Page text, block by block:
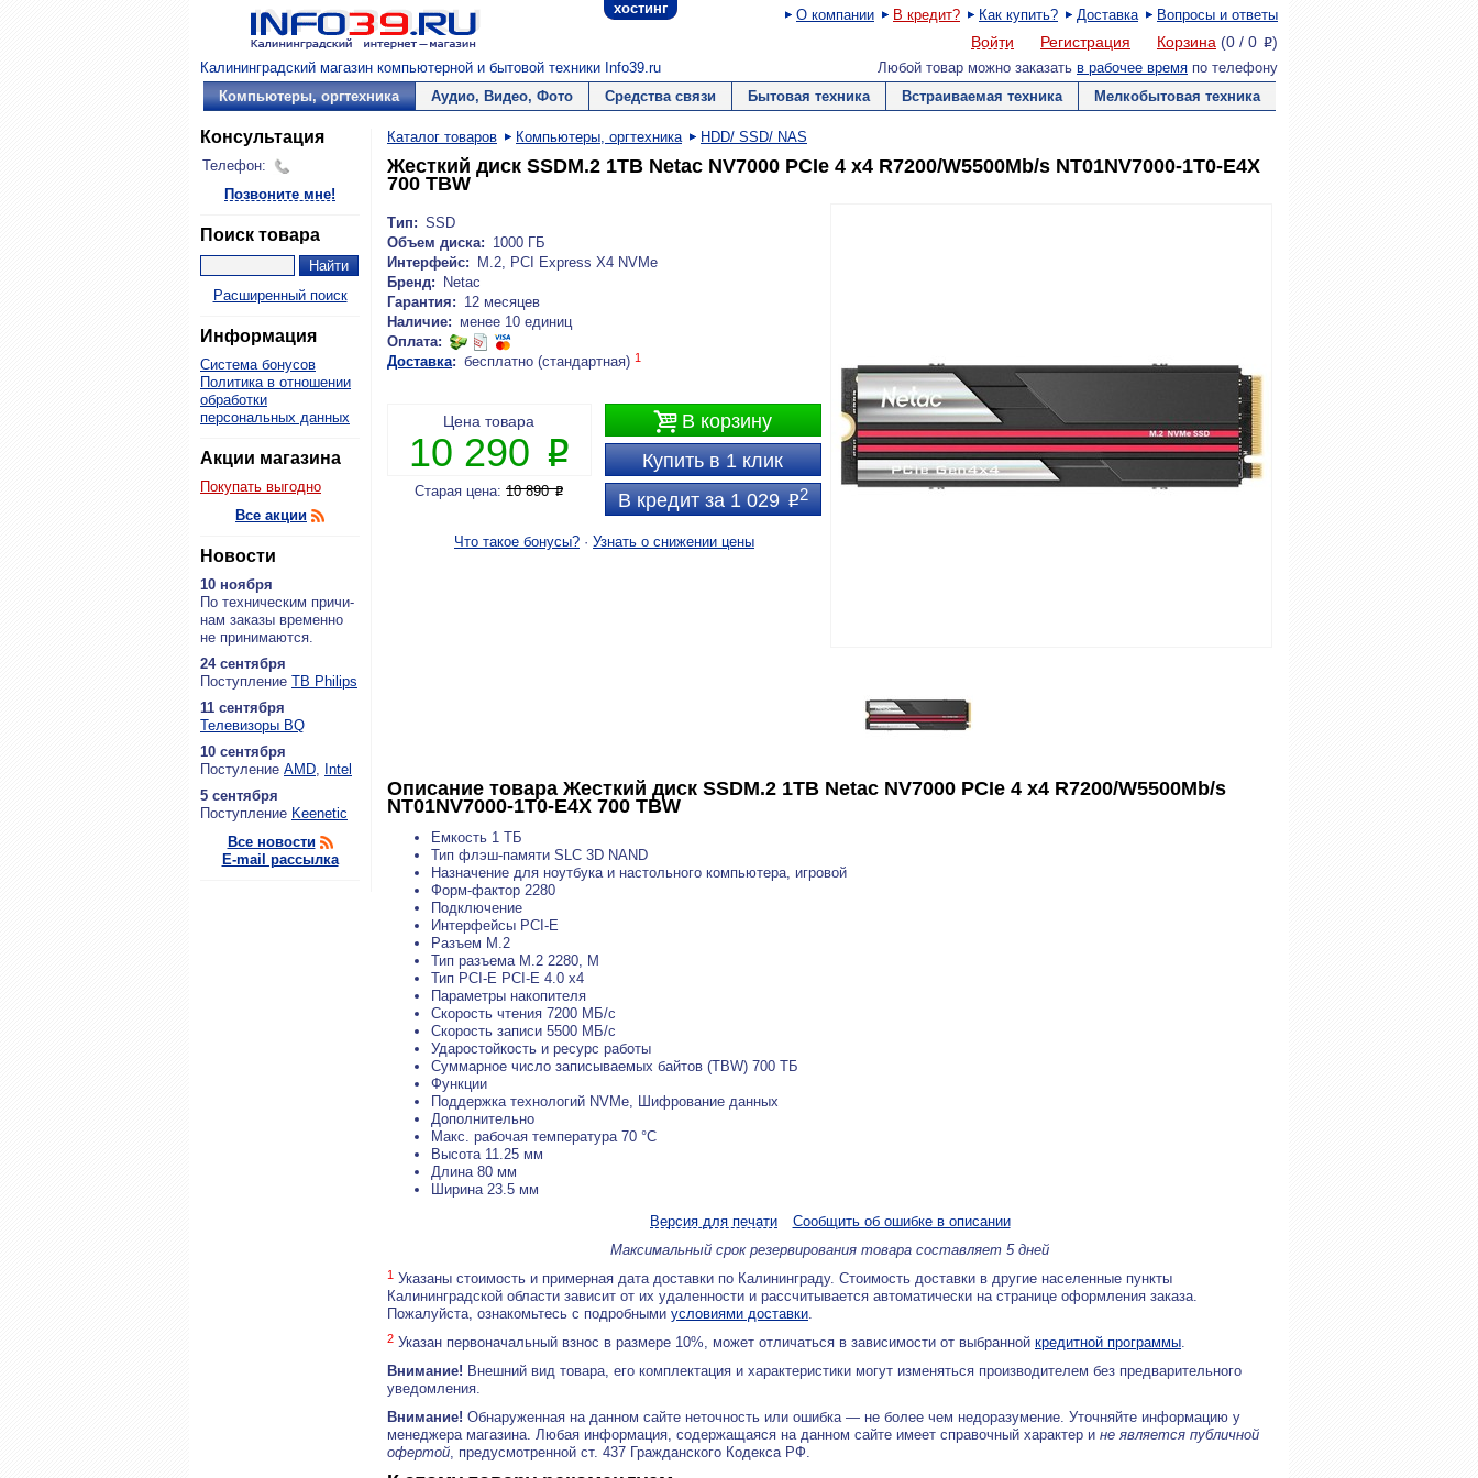
хостинг О компании В кредит? Как купить? Доставка Вопросы и ответы
Войти Регистрация Корзина (0 / 0 P)
Калининградский магазин компьютерной и бытовой техники Info39.ru Любой товар можно заказать в рабочее время по телефону
Компьютеры, оргтехника
Аудио, Видео, Фото Средства связи Бытовая техника Встраиваемая техника Мелкобытовая техника
Консультация
Телефон:
Позвоните мне!
Поиск товара
Расширенный поиск
Информация
Система бонусов
Политика в отношении
обработки
персональных данных
Акции магазина
Покупать выгодно
Все акции
Новости
10 ноября
По тех­ни­че­ским при­чи­
нам за­ка­зы вре­мен­но
не при­ни­ма­ют­ся.
24 сентября
По­ступ­ле­ние ТВ Philips
11 сентября
Теле­ви­зо­ры BQ
10 сентября
По­сту­ле­ние AMD, Intel
5 сентября
По­ступ­ле­ние Keenetic
Все новости
E-mail рассылка
Каталог товаров Компьютеры, оргтехника HDD/ SSD/ NAS
Жесткий диск SSDM.2 1TB Netac NV7000 PCIe 4 x4 R7200/W5500Mb/s NT01NV7000-1T0-E4X
700 TBW
Тип: SSD
Объем диска: 1000 ГБ
Интерфейс:
M.2, PCI Express X4 NVMe
Бренд:
Netac
Гарантия: 12 месяцев
Наличие: менее 10 единиц
Оплата:
Доставка: бесплатно (стандартная) 1
В корзину
Купить в 1 клик
В кредит за 1 029P2
Цена товара
10 290 P
Старая цена:10 890P
Что такое бонусы? · Узнать о снижении цены
Описание товара Жесткий диск SSDM.2 1TB Netac NV7000 PCIe 4 x4 R7200/W5500Mb/s
NT01NV7000-1T0-E4X 700 TBW
Емкость 1 ТБ
Тип флэш-памяти SLC 3D NAND
Назначение для ноутбука и настольного компьютера, игровой
Форм-фактор 2280
Подключение
Интерфейсы PCI-E
Разъем M.2
Тип разъема M.2 2280, M
Тип PCI-E PCI-E 4.0 x4
Параметры накопителя
Скорость чтения 7200 МБ/с
Скорость записи 5500 МБ/с
Ударостойкость и ресурс работы
Суммарное число записываемых байтов (TBW) 700 ТБ
Функции
Поддержка технологий NVMe, Шифрование данных
Дополнительно
Макс. рабочая температура 70 °C
Высота 11.25 мм
Длина 80 мм
Ширина 23.5 мм
Версия для печати
Сообщить об ошибке в описании
Максимальный срок резервирования товара составляет 5 дней
1 Указаны стоимость и примерная дата доставки по Калининграду. Стоимость доставки в другие населенные пункты
Калининградской области зависит от их удаленности и рассчитывается автоматически на странице оформления заказа.
Пожалуйста, ознакомьтесь с подробными условиями доставки.
2 Указан первоначальный взнос в размере 10%, может отличаться в зависимости от выбранной кредитной программы.
Внимание! Внешний вид товара, его комплектация и характеристики могут изменяться производителем без предварительного
уведомления.
Внимание! Обнаруженная на данном сайте неточность или ошибка — не более чем недоразумение. Уточняйте информацию у
менеджера магазина. Любая информация, содержащаяся на данном сайте имеет справочный характер и не является публичной
офертой, предусмотренной ст. 437 Гражданского Кодекса РФ.